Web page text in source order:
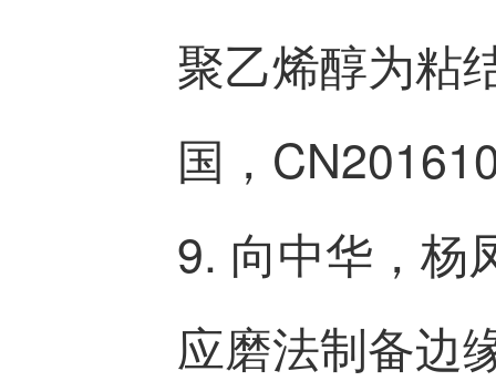
聚乙烯醇为粘
国，
9. 向中华，杨
应磨法制备边